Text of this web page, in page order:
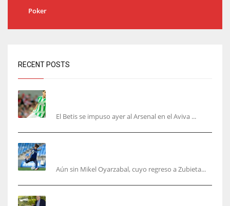
Poker
RECENT POSTS
El Betis se impuso ayer al Arsenal en el Aviva ...
Aún sin Mikel Oyarzabal, cuyo regreso a Zubieta...